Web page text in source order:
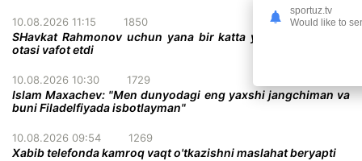
10.08.2026 11:15 1850
SHavkat Rahmonov uchun yana bir katta yo'qotish - uning
otasi vafot etdi
10.08.2026 10:30 1729
Islam Maxachev: "Men dunyodagi eng yaxshi jangchiman va
buni Filadelfiyada isbotlayman"
10.08.2026 09:54 1269
Xabib telefonda kamroq vaqt o'tkazishni maslahat beryapti
sportuz.tv
Would like to